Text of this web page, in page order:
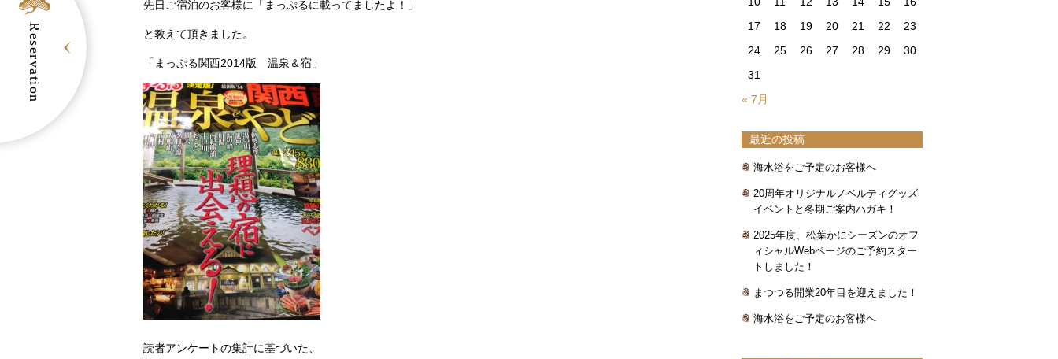
Reservation
先日ご宿泊のお客様に「まっぷるに載ってましたよ！」
と教えて頂きました。
「まっぷる関西2014版 温泉＆宿」
読者アンケートの集計に基づいた、
« 7月
17
18 19 20 21 22
23
24
25 26 27 28 29
30
31
最近の投稿
海水浴をご予定のお客様へ
20周年オリジナルノベルティグッズ
イベントと冬期ご案内ハガキ！
2025年度、松葉かにシーズンのオフ
ィシャルWebページのご予約スター
トしました！
まつつる開業20年目を迎えました！
海水浴をご予定のお客様へ